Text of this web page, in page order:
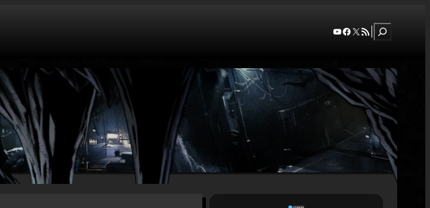
YouTube
Facebook
X RSS FeedSzukaj